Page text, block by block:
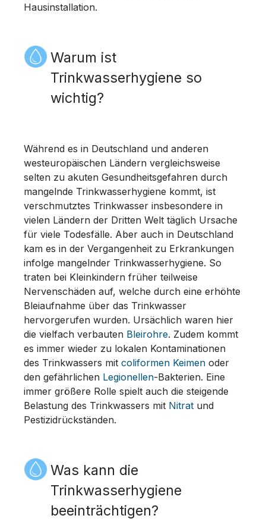
Hausinstallation.
Warum ist
Trinkwasserhygiene so
wichtig?
Während es in Deutschland und anderen
westeuropäischen Ländern vergleichsweise
selten zu akuten Gesundheitsgefahren durch
mangelnde Trinkwasserhygiene kommt, ist
verschmutztes Trinkwasser insbesondere in
vielen Ländern der Dritten Welt täglich Ursache
für viele Todesfälle. Aber auch in Deutschland
kam es in der Vergangenheit zu Erkrankungen
infolge mangelnder Trinkwasserhygiene. So
traten bei Kleinkindern früher teilweise
Nervenschäden auf, welche durch eine erhöhte
Bleiaufnahme über das Trinkwasser
hervorgerufen wurden. Ursächlich waren hier
die vielfach verbauten Bleirohre. Zudem kommt
es immer wieder zu lokalen Kontaminationen
des Trinkwassers mit coliformen Keimen oder
den gefährlichen Legionellen-Bakterien. Eine
immer größere Rolle spielt auch die steigende
Belastung des Trinkwassers mit Nitrat und
Pestizidrückständen.
Was kann die
Trinkwasserhygiene
beeinträchtigen?